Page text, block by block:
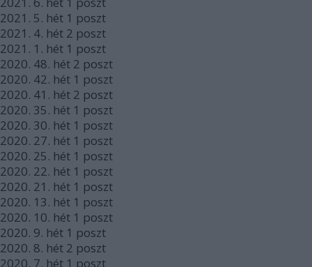
2021. 5. hét 1 poszt
2021. 4. hét 2 poszt
2021. 1. hét 1 poszt
2020. 48. hét 2 poszt
2020. 42. hét 1 poszt
2020. 41. hét 2 poszt
2020. 35. hét 1 poszt
2020. 30. hét 1 poszt
2020. 27. hét 1 poszt
2020. 25. hét 1 poszt
2020. 22. hét 1 poszt
2020. 21. hét 1 poszt
2020. 13. hét 1 poszt
2020. 10. hét 1 poszt
2020. 9. hét 1 poszt
2020. 8. hét 2 poszt
2020. 7. hét 1 poszt